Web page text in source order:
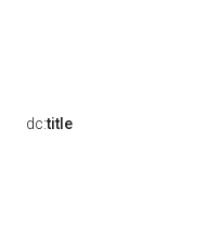
dc:title